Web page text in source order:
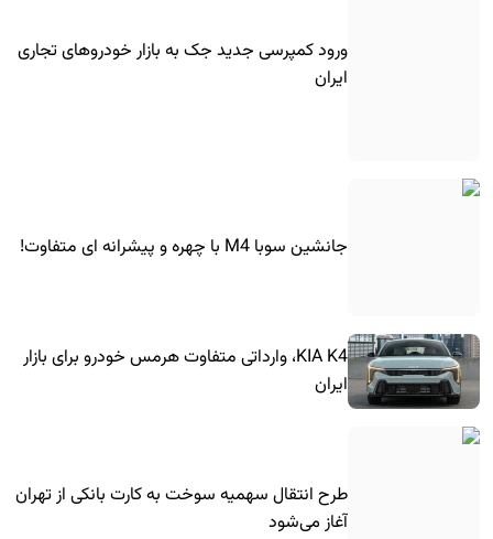
ورود کمپرسی جدید جک به بازار خودروهای تجاری
ایران
جانشین سوبا M4 با چهره و پیشرانه ای متفاوت!
KIA K4، وارداتی متفاوت هرمس خودرو برای بازار
ایران
طرح انتقال سهمیه سوخت به کارت بانکی از تهران
آغاز می‌شود